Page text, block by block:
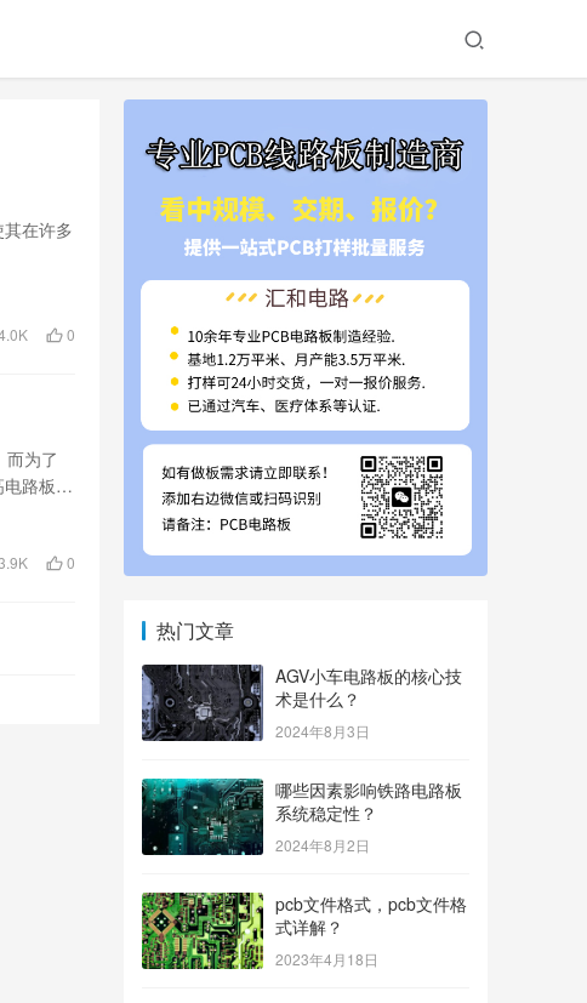
在许多
0
而为了
路板的
0
热门文章
AGV小车电路板的核心技
术是什么？
2024年8月3日
哪些因素影响铁路电路板
系统稳定性？
2024年8月2日
pcb文件格式，pcb文件格
式详解？
2023年4月18日